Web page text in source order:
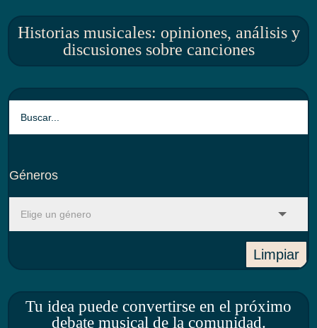
Historias musicales: opiniones, análisis y
discusiones sobre canciones
Géneros
Limpiar
Tu idea puede convertirse en el próximo
debate musical de la comunidad.